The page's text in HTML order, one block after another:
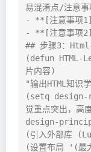
易混淆点/注意事
- **[注意事项
- **[注意事项
## 步骤3：
(defun HTML-
片内容)
"输出HTML知识
(setq design-
觉重点突出，高
design-
(引入外部库
(设置布局 '(最